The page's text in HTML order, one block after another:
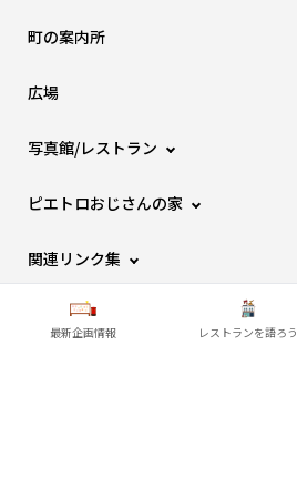
町の案内所
広場
写真館/レストラン
ピエトロおじさんの家
関連リンク集
ポイント/ランクについて
最新企画情報 レストランを語ろう